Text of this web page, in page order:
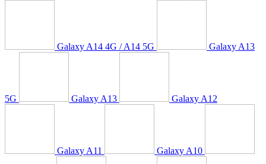
Galaxy A14 4G / A14 5G Galaxy A13
5G Galaxy A13 Galaxy A12
Galaxy A11 Galaxy A10